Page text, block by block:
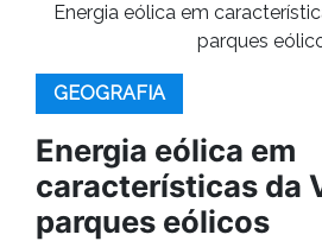
Energia eólica em
parques
GEOGRAFIA
Energia eólica em
características da
parques eólicos